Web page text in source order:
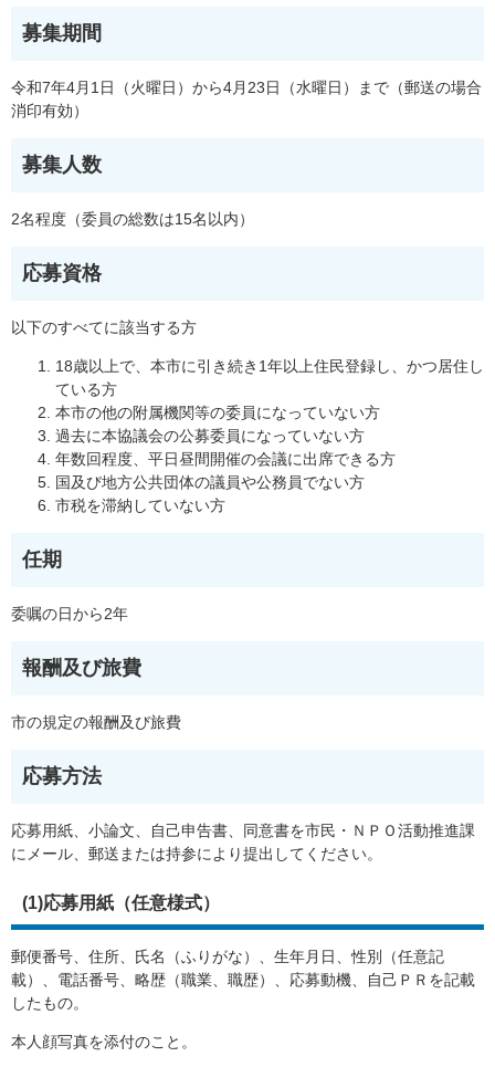
募集期間
令和7年4月1日（火曜日）から4月23日（水曜日）まで（郵送の場合
消印有効）
募集人数
2名程度（委員の総数は15名以内）
応募資格
以下のすべてに該当する方
18歳以上で、本市に引き続き1年以上住民登録し、かつ居住し
ている方
本市の他の附属機関等の委員になっていない方
過去に本協議会の公募委員になっていない方
年数回程度、平日昼間開催の会議に出席できる方
国及び地方公共団体の議員や公務員でない方
市税を滞納していない方
任期
委嘱の日から2年
報酬及び旅費
市の規定の報酬及び旅費
応募方法
応募用紙、小論文、自己申告書、同意書を市民・ＮＰＯ活動推進課
にメール、郵送または持参により提出してください。
(1)応募用紙（任意様式）
郵便番号、住所、氏名（ふりがな）、生年月日、性別（任意記
載）、電話番号、略歴（職業、職歴）、応募動機、自己ＰＲを記載
したもの。
本人顔写真を添付のこと。